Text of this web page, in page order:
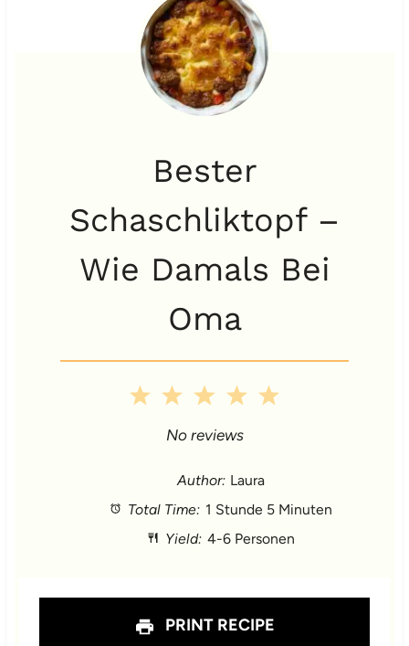
Bester
Schaschliktopf –
Wie Damals Bei
Oma
5
a
s
4
t
a
s
3
S
t
a
s
2
S
t
a
s
1
a
No reviews
Author: Laura
Total Time: 1 Stunde 5 Minuten
Yield: 4-6 Personen
PRINT RECIPE